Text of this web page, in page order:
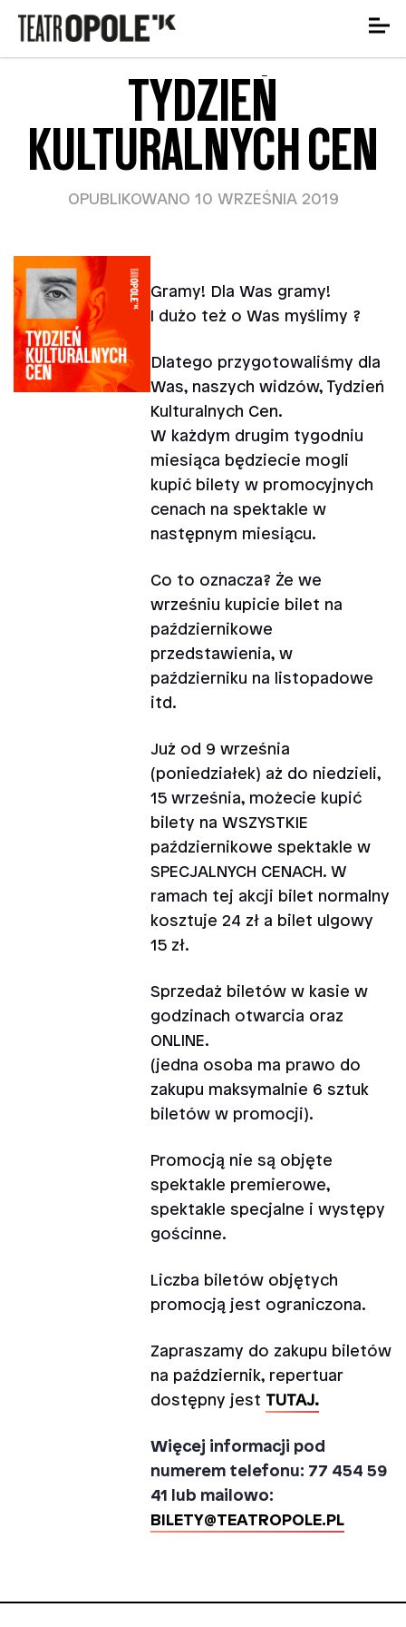
TYDZIEŃ
KULTURALNYCH CEN
OPUBLIKOWANO 10 WRZEŚNIA 2019
Gramy! Dla Was gramy!
I dużo też o Was myślimy ?
Dlatego przygotowaliśmy dla
Was, naszych widzów, Tydzień
Kulturalnych Cen.
W każdym drugim tygodniu
miesiąca będziecie mogli
kupić bilety w promocyjnych
cenach na spektakle w
następnym miesiącu.
Co to oznacza? Że we
wrześniu kupicie bilet na
październikowe
przedstawienia, w
październiku na listopadowe
itd.
Już od 9 września
(poniedziałek) aż do niedzieli,
15 września, możecie kupić
bilety na WSZYSTKIE
październikowe spektakle w
SPECJALNYCH CENACH. W
ramach tej akcji bilet normalny
kosztuje 24 zł a bilet ulgowy
15 zł.
Sprzedaż biletów w kasie w
godzinach otwarcia oraz
ONLINE.
(jedna osoba ma prawo do
zakupu maksymalnie 6 sztuk
biletów w promocji).
Promocją nie są objęte
spektakle premierowe,
spektakle specjalne i występy
gościnne.
Liczba biletów objętych
promocją jest ograniczona.
Zapraszamy do zakupu biletów
na październik, repertuar
dostępny jest TUTAJ.
Więcej informacji pod
numerem telefonu: 77 454 59
41 lub mailowo:
BILETY@TEATROPOLE.PL